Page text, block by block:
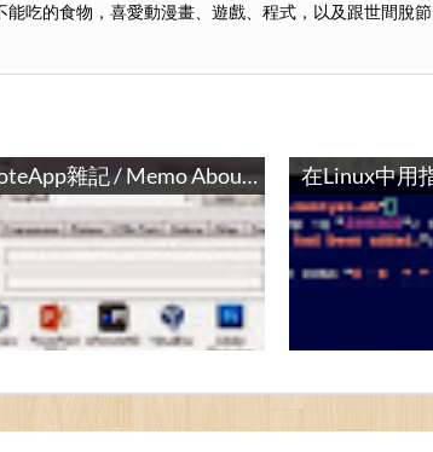
吃的食物，喜愛動漫畫、遊戲、程式，以及跟世間脫節
RemoteApp雜記 / Memo About RemoteApp